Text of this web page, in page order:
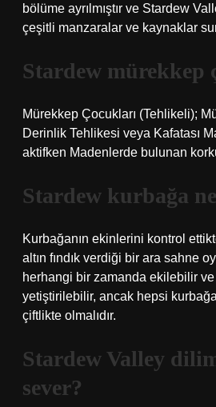
bölüme ayrılmıştır ve Stardew
çeşitli manzaralar ve kaynaklar
Stardew mürekkep
Mürekkep Çocukları (Tehlikeli);
Derinlik Tehlikesi veya Kafatası
aktifken Madenlerde bulunan
Stardew kurbağa
Kurbağanın ekinlerini kontrol
altın fındık verdiği bir ara sahne
herhangi bir zamanda ekilebilir ve
yetiştirilebilir, ancak hepsi
çiftlikte olmalıdır.
Stardew Valley
sever?